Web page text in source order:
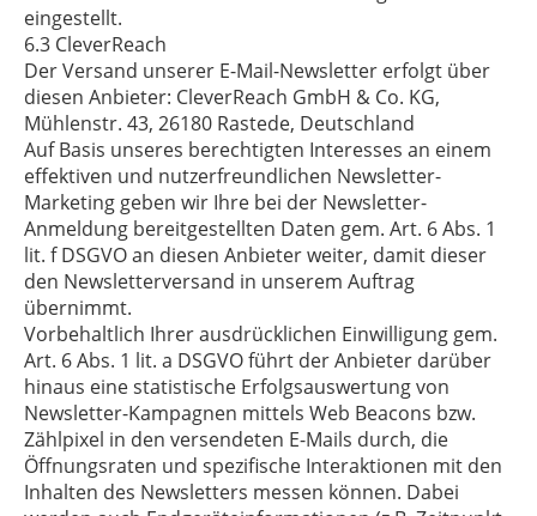
eingestellt.
6.3 CleverReach
Der Versand unserer E-Mail-Newsletter erfolgt über
diesen Anbieter: CleverReach GmbH & Co. KG,
Mühlenstr. 43, 26180 Rastede, Deutschland
Auf Basis unseres berechtigten Interesses an einem
effektiven und nutzerfreundlichen Newsletter-
Marketing geben wir Ihre bei der Newsletter-
Anmeldung bereitgestellten Daten gem. Art. 6 Abs. 1
lit. f DSGVO an diesen Anbieter weiter, damit dieser
den Newsletterversand in unserem Auftrag
übernimmt.
Vorbehaltlich Ihrer ausdrücklichen Einwilligung gem.
Art. 6 Abs. 1 lit. a DSGVO führt der Anbieter darüber
hinaus eine statistische Erfolgsauswertung von
Newsletter-Kampagnen mittels Web Beacons bzw.
Zählpixel in den versendeten E-Mails durch, die
Öffnungsraten und spezifische Interaktionen mit den
Inhalten des Newsletters messen können. Dabei